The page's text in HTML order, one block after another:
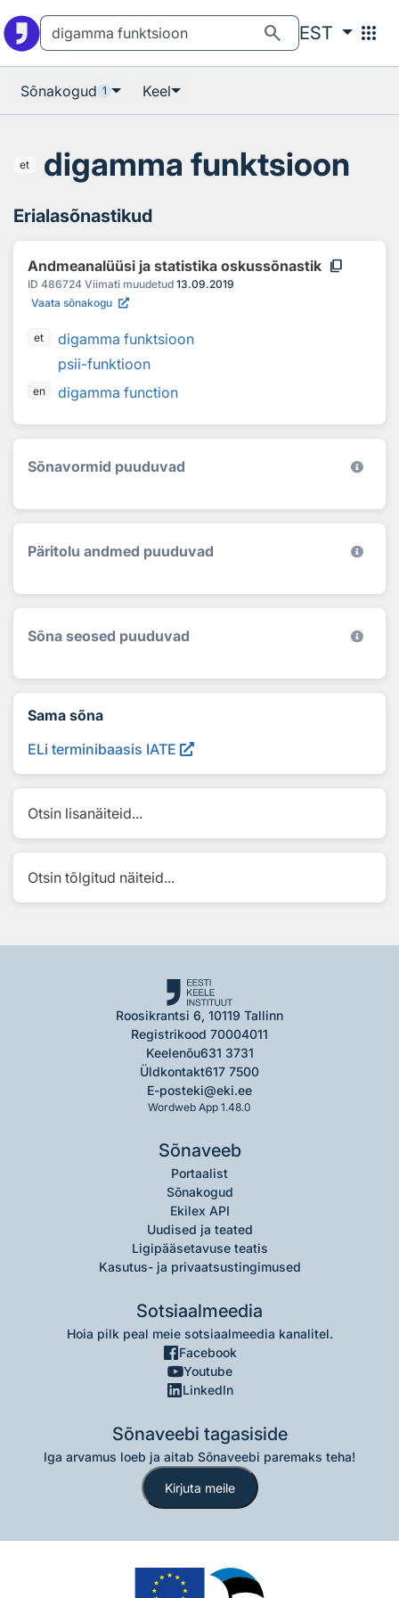
search EST apps
Sõnakogud 1 Keel
et digamma funktsioon
Erialasõnastikud
Andmeanalüüsi ja statistika oskussõnastik content_copy
ID 486724 Viimati muudetud 13.09.2019
Vaata sõnakogu
et
digamma funktsioon
psii-funktioon
en digamma function
Sõnavormid puuduvad
Päritolu andmed puuduvad
Sõna seosed puuduvad
Sama sõna
ELi terminibaasis IATE
Otsin lisanäiteid...
Otsin tõlgitud näiteid...
Roosikrantsi 6, 10119 Tallinn
Registrikood 70004011
Keelenõu631 3731
Üldkontakt617 7500
E-posteki@eki.ee
Wordweb App 1.48.0
Sõnaveeb
Portaalist
Sõnakogud
Ekilex API
Uudised ja teated
Ligipääsetavuse teatis
Kasutus- ja privaatsustingimused
Sotsiaalmeedia
Hoia pilk peal meie sotsiaalmeedia kanalitel.
Facebook
Youtube
LinkedIn
Sõnaveebi tagasiside
Iga arvamus loeb ja aitab Sõnaveebi paremaks teha!
Kirjuta meile